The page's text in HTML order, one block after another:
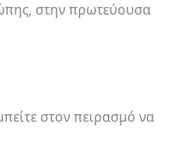
στην πρωτεύουσα
στον πειρασμό να